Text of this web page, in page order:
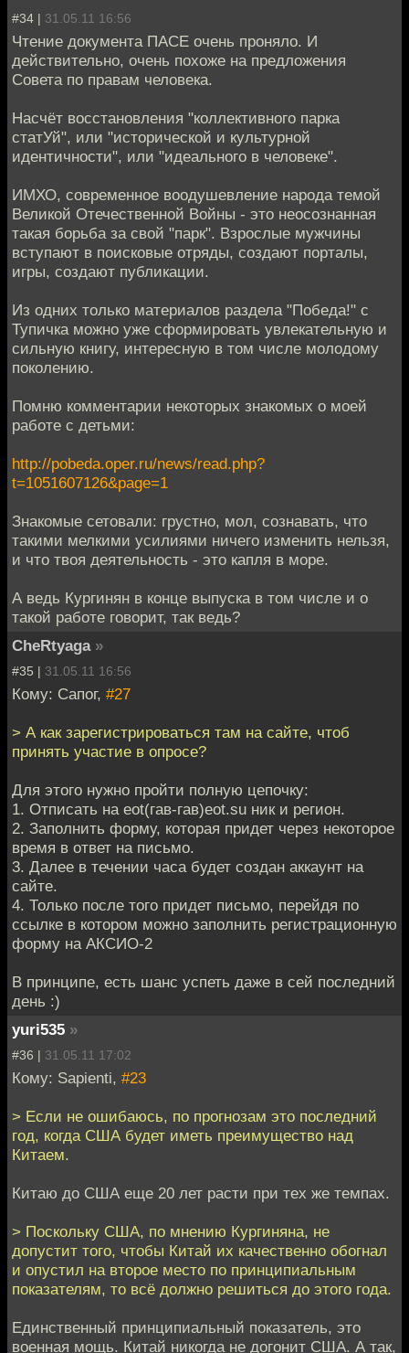
#34 | 31.05.11 16:56
Чтение документа ПАСЕ очень проняло. И
действительно, очень похоже на предложения
Совета по правам человека.
Насчёт восстановления "коллективного парка
статУй", или "исторической и культурной
идентичности", или "идеального в человеке".
ИМХО, современное воодушевление народа темой
Великой Отечественной Войны - это неосознанная
такая борьба за свой "парк". Взрослые мужчины
вступают в поисковые отряды, создают порталы,
игры, создают публикации.
Из одних только материалов раздела "Победа!" с
Тупичка можно уже сформировать увлекательную и
сильную книгу, интересную в том числе молодому
поколению.
Помню комментарии некоторых знакомых о моей
работе с детьми:
http://pobeda.oper.ru/news/read.php?
t=1051607126&page=1
Знакомые сетовали: грустно, мол, сознавать, что
такими мелкими усилиями ничего изменить нельзя,
и что твоя деятельность - это капля в море.
А ведь Кургинян в конце выпуска в том числе и о
такой работе говорит, так ведь?
CheRtyaga »
#35 | 31.05.11 16:56
Кому: Сапог, #27
> А как зарегистрироваться там на сайте, чтоб
принять участие в опросе?
Для этого нужно пройти полную цепочку:
1. Отписать на eot(гав-гав)eot.su ник и регион.
2. Заполнить форму, которая придет через некоторое
время в ответ на письмо.
3. Далее в течении часа будет создан аккаунт на
сайте.
4. Только после того придет письмо, перейдя по
ссылке в котором можно заполнить регистрационную
форму на АКСИО-2
В принципе, есть шанс успеть даже в сей последний
день :)
yuri535 »
#36 | 31.05.11 17:02
Кому: Sapienti, #23
> Если не ошибаюсь, по прогнозам это последний
год, когда США будет иметь преимущество над
Китаем.
Китаю до США еще 20 лет расти при тех же темпах.
> Поскольку США, по мнению Кургиняна, не
допустит того, чтобы Китай их качественно обогнал
и опустил на второе место по принципиальным
показателям, то всё должно решиться до этого года.
Единственный принципиальный показатель, это
военная мощь. Китай никогда не догонит США. А так,